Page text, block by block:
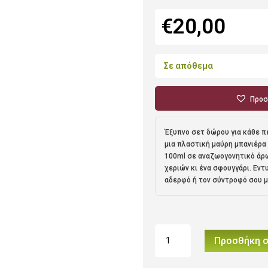
€20,00
Σε απόθεμα
Έξυπνο σετ δώρου για κάθε
μια πλαστική μαύρη
100ml σε αναζωογονητικό
χεριών κι ένα σφουγγάρι.
αδερφό ή τον σύντροφό σου
σετ
Προσθήκη